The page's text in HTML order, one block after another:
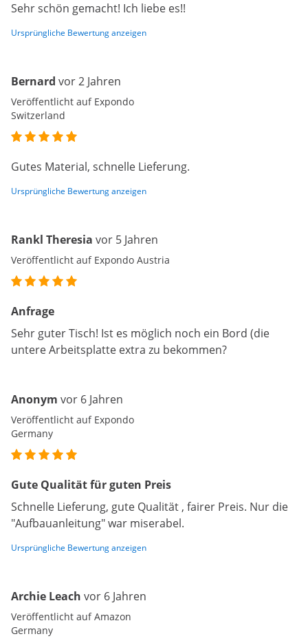
Sehr schön gemacht! Ich liebe es!!
Ursprüngliche Bewertung anzeigen
Bernard vor 2 Jahren
Veröffentlicht auf Expondo
Switzerland
Gutes Material, schnelle Lieferung.
Ursprüngliche Bewertung anzeigen
Rankl Theresia vor 5 Jahren
Veröffentlicht auf Expondo Austria
Anfrage
Sehr guter Tisch! Ist es möglich noch ein Bord (die
untere Arbeitsplatte extra zu bekommen?
Anonym vor 6 Jahren
Veröffentlicht auf Expondo
Germany
Gute Qualität für guten Preis
Schnelle Lieferung, gute Qualität , fairer Preis. Nur die
"Aufbauanleitung" war miserabel.
Ursprüngliche Bewertung anzeigen
Archie Leach vor 6 Jahren
Veröffentlicht auf Amazon
Germany